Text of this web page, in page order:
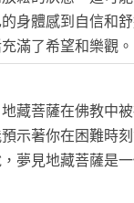
身體感到自信和
滿了希望和樂觀。
藏菩薩在佛教中
示著你在困難時
夢見地藏菩薩是